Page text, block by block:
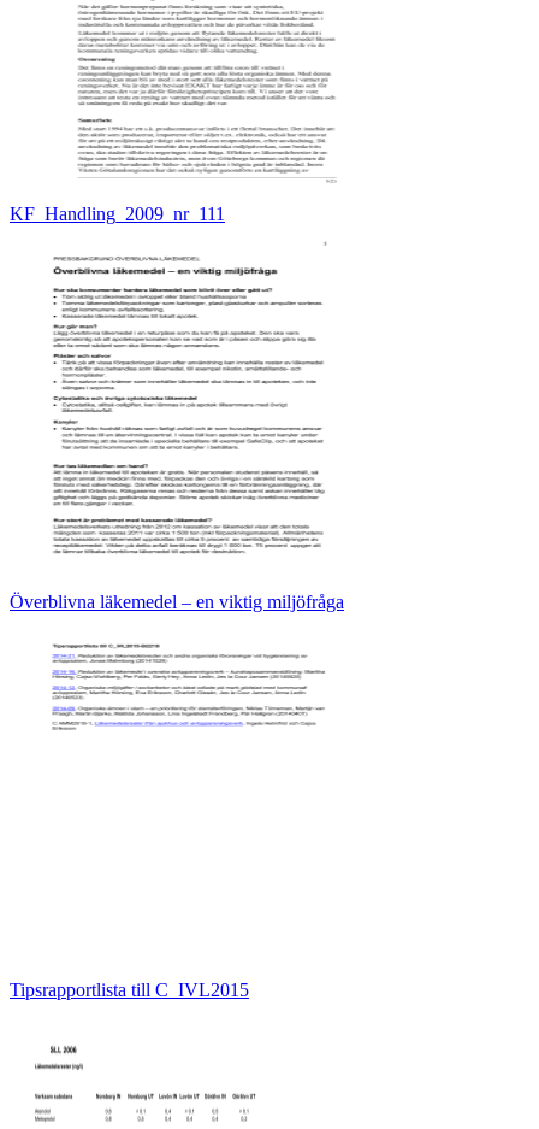
KF_Handling_2009_nr_111
Överblivna läkemedel – en viktig miljöfråga
Tipsrapportlista till C_IVL2015